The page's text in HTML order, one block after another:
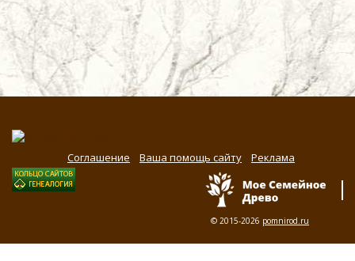
Соглашение Ваша помощь сайту Реклама
© 2015-2026 pomnirod.ru